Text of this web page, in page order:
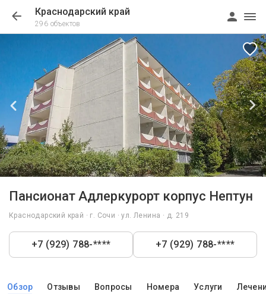
Краснодарский край
296 объектов
Пансионат Адлеркурорт корпус Нептун
Краснодарский край · г. Сочи · ул. Ленина · д. 219
+7 (929) 788-**** +7 (929) 788-****
Обзор Отзывы Вопросы Номера Услуги